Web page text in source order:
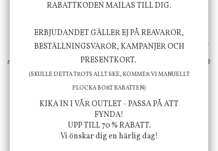
välbefinnande för dig och ditt hem! Med
inspiration från naturen och dess färgpalett
erbjuder vi omsorgsfullt utvalda produkter som
ökar trivsel i ditt hem och ger det lilla extra för
att öka ditt välmående!
FÖLJ OSS PÅ INSTAGRAM @JBHOME
RABATTKODEN MAILAS TILL DIG.
ERBJUDANDET GÄLLER EJ PÅ REAVAROR,
BESTÄLLNINGSVAROR, KAMPANJER OCH
PRESENTKORT.
(SKULLE DETTA TROTS ALLT SKE, KOMMER VI MANUELLT
PLOCKA BORT RABATTEN)
KIKA IN I VÅR OUTLET - PASSA PÅ ATT
FYNDA!
UPP TILL 70 % RABATT.
Vi önskar dig en härlig dag!